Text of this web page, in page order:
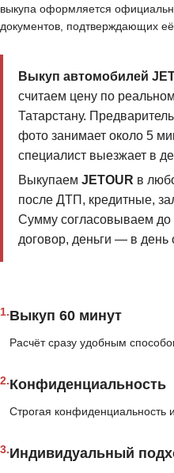
выкупа оформляется
документов, подтверждающих её
Выкуп автомобилей
считаем цену по
Татарстану.
фото занимает около 5
специалист выезжает в
Выкупаем JETOUR в
после ДТП, кредитные,
Сумму согласовываем
договор, деньги — в
1.Выкуп 60 минут
Расчёт сразу удобным
2.Конфиденциальность
Строгая конфиденциальность
3.Индивидуальный